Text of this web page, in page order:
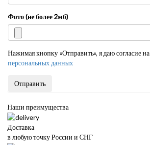
Фото (не более 2мб)
Нажимая кнопку «Отправить», я даю согласие на
персональных данных
Отправить
Наши преимущества
Доставка
в любую точку России и СНГ